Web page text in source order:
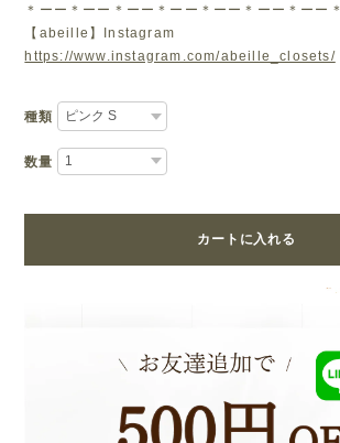
＊ーー＊ーー＊ーー＊ーー＊ーー＊ーー＊ーー＊
【abeille】Instagram
https://www.instagram.com/abeille_closets/
種類
数量
カートに入れる